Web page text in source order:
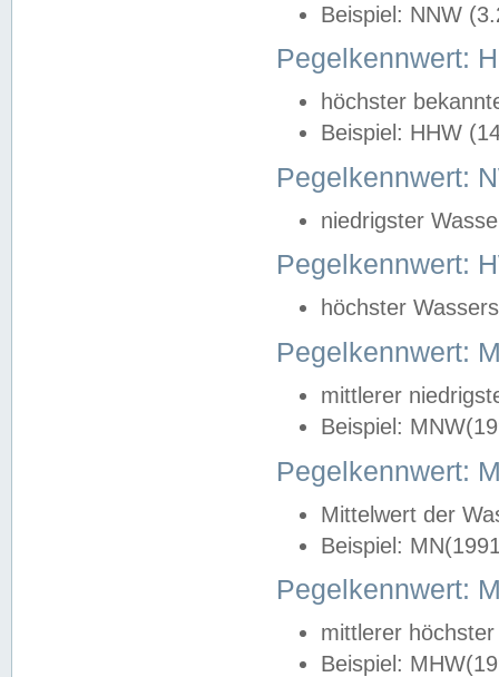
Beispiel: NNW
Pegelkennwert:
höchster
Beispiel: HHW
Pegelkennwert:
niedrigster
Pegelkennwert:
höchster
Pegelkennwert:
mittlerer
Beispiel:
Pegelkennwert:
Mittelwert der
Beispiel:
Pegelkennwert:
mittlerer
Beispiel: